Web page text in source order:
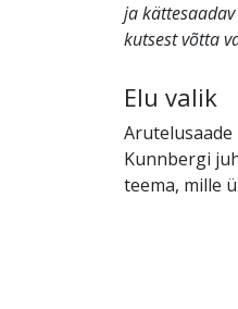
ja
kutsest võtta
Elu valik
Kunnbergi
teema, mille